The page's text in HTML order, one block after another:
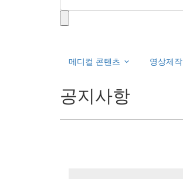
메디컬 콘텐츠
영상제작
공지사항